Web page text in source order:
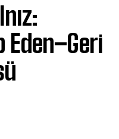
Eden–Geri